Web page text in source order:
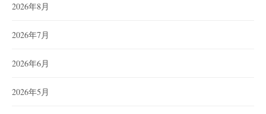
2026年8月
2026年7月
2026年6月
2026年5月